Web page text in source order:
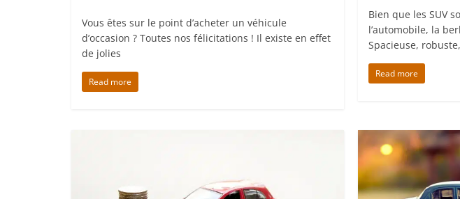
Vous êtes sur le point d’acheter un véhicule
d’occasion ? Toutes nos félicitations ! Il existe en effet
de jolies
Read more
Bien que les SUV
l’automobile, la
Spacieuse,
Read more